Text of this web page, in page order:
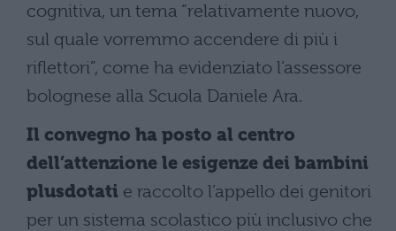
cognitiva, un tema “relativamente nuovo,
sul quale vorremmo accendere di più i
riflettori”, come ha evidenziato l’assessore
bolognese alla Scuola Daniele Ara.
Il convegno ha posto al centro
dell’attenzione le esigenze dei bambini
plusdotati e raccolto l’appello dei genitori
per un sistema scolastico più inclusivo che